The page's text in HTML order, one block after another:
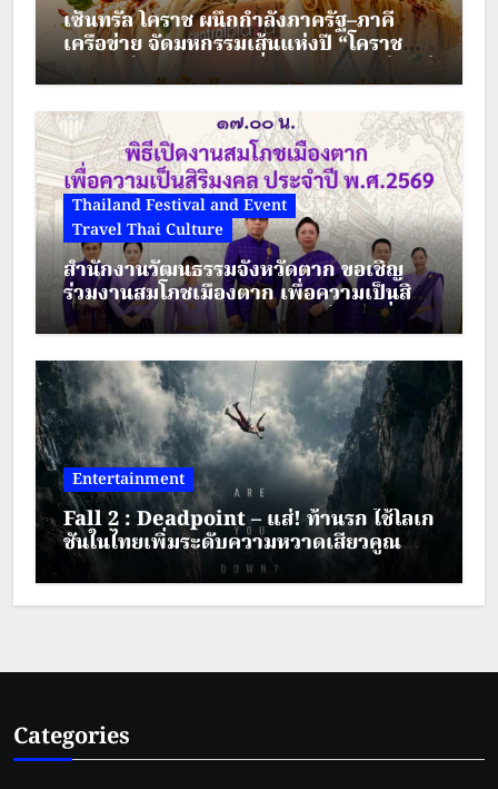
เซ็นทรัล โคราช ผนึกกำลังภาครัฐ–ภาคี
เครือข่าย จัดมหกรรมเส้นแห่งปี “โคราช
เมืองมีเส้น” ดัน “ผัดหมี่ดัง–ขนมจีนแซ่บ” สู่
Soft Power เมืองย่าโม
Thailand Festival and Event
Travel Thai Culture
สำนักงานวัฒนธรรมจังหวัดตาก ขอเชิญ
ร่วมงานสมโภชเมืองตาก เพื่อความเป็นสิริ
มงคล ประจำปี พ.ศ.2569 ระหว่างวันที่ 28
– 30 สิงหาคม 2569
Entertainment
Fall 2 : Deadpoint – แส่! ท้านรก ใช้โลเก
ชันในไทยเพิ่มระดับความหวาดเสียวคูณ
สอง
Categories